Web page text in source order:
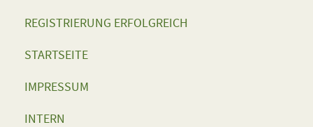
REGISTRIERUNG ERFOLGREICH
STARTSEITE
IMPRESSUM
INTERN